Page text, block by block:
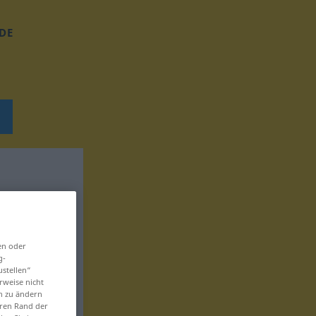
DE
oder
nicht
zu ändern
Rand der